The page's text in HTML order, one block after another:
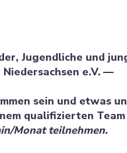
Jugend­liche und
e.V. —
sein und etwas
quali­fi­zierten Team
​​Monat teilnehmen.